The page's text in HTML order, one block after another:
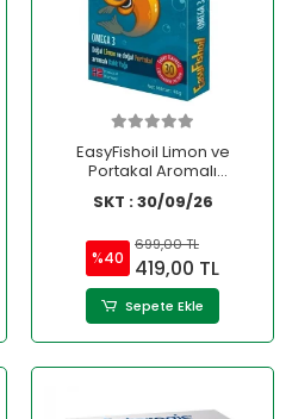
EasyFishoil Limon ve
Portakal Aromalı
Çiğnenebilir Jel 30 Adet
SKT : 30/09/26
%40
699,00 TL
419,00 TL
Sepete Ekle